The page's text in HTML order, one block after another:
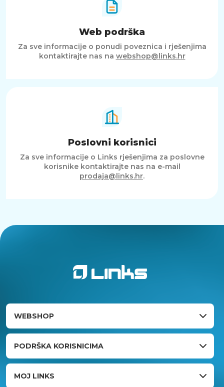
Web podrška
Za sve informacije o ponudi poveznica i rješenjima
kontaktirajte nas na webshop@links.hr
Poslovni korisnici
Za sve informacije o Links rješenjima za poslovne
korisnike kontaktirajte nas na e-mail
prodaja@links.hr.
WEBSHOP
PODRŠKA KORISNICIMA
MOJ LINKS